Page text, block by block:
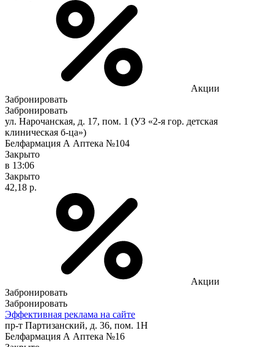
Акции
Забронировать
Забронировать
ул. Нарочанская, д. 17, пом. 1 (УЗ «2-я гор. детская
клиническая б-ца»)
Белфармация А Аптека №104
Закрыто
в 13:06
Закрыто
42,18 р.
Акции
Забронировать
Забронировать
Эффективная реклама на сайте
пр-т Партизанский, д. 36, пом. 1Н
Белфармация А Аптека №16